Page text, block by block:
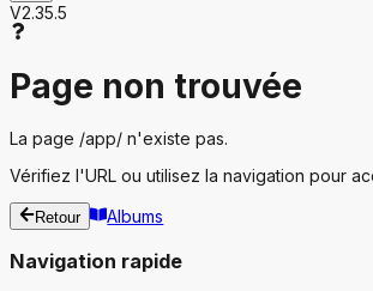
V2.35.5
Page non trouvée
La page /app/ n'existe pas.
Vérifiez l'URL ou utilisez la navigation pour
Retour Albums
Navigation rapide